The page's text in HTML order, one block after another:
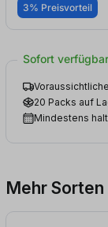
3% Preisvorteil
Sofort verfügbar
20 Packs auf
Mindestens
Mehr Sorten